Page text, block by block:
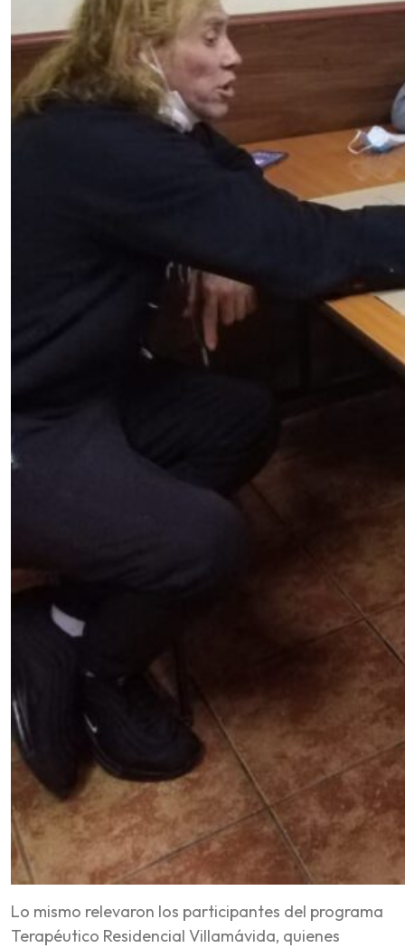
Lo mismo relevaron los participantes del programa
Terapéutico Residencial Villamávida, quienes